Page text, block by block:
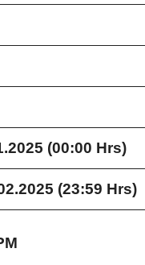
(00:00 Hrs)
(23:59 Hrs)